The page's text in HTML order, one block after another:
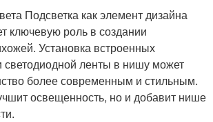
Подсветка как элемент дизайна
ключевую роль в создании
Установка встроенных
светодиодной ленты в нишу может
более современным и стильным.
освещенность, но и добавит нише